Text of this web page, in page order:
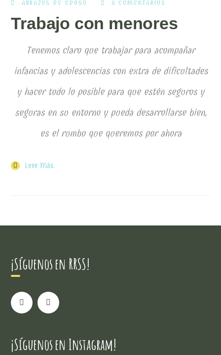
ABRAZOS DE EDUSO 0 COMENTARIOS
Trabajo con menores
Tenemos claro que trabajar para acompañar
infancias y adolescencias con extra de dificultades
y hacer todo lo posible para que estén seguros y
seguras en su entorno y pueda desarrollarse bien,
es el rumbo que queremos por ahora
Leer Más
¡Síguenos en RRSS!
¡Síguenos en Instagram!